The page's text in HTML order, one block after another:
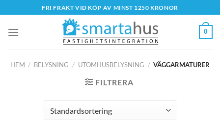
to
content
FRI FRAKT VID KÖP AV MINST 1250 KRONOR
0
HEM / BELYSNING / UTOMHUSBELYSNING / VÄGGARMATURER
FILTRERA